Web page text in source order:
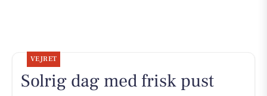
VEJRET
Solrig dag med frisk pust